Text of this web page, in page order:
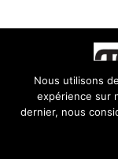
Nous utilisons
expérience sur
dernier, nous